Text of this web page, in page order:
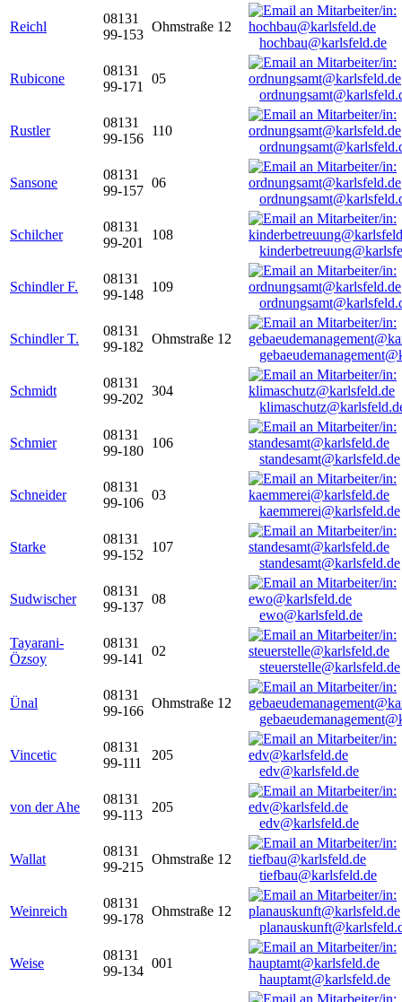
Reichl
08131
99-153
Ohmstraße 12
hochbau@karlsfeld.de
Rubicone
08131
99-171
05
Rustler
08131
99-156
110
Sansone
08131
99-157
06
Schilcher
08131
99-201
108
Schindler F.
08131
99-148
109
Schindler T.
08131
99-182
Ohmstraße 12
Schmidt
08131
99-202
304
Schmier
08131
99-180
106
standesamt@karlsfeld.de
Schneider
08131
99-106
03
kaemmerei@karlsfeld.de
Starke
08131
99-152
107
standesamt@karlsfeld.de
Sudwischer
08131
99-137
08
ewo@karlsfeld.de
Tayarani-
Özsoy
08131
99-141
02
steuerstelle@karlsfeld.de
Ünal
08131
99-166
Ohmstraße 12
Vincetic
08131
99-111
205
edv@karlsfeld.de
von der Ahe
08131
99-113
205
edv@karlsfeld.de
Wallat
08131
99-215
Ohmstraße 12
tiefbau@karlsfeld.de
Weinreich
08131
99-178
Ohmstraße 12
Weise
08131
99-134
001
hauptamt@karlsfeld.de